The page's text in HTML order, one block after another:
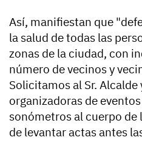
Así, manifiestan que
la salud de todas las
zonas de la ciudad, con
número de vecinos y
Solicitamos al Sr.
organizadoras de
sonómetros al cuerpo
de levantar actas antes